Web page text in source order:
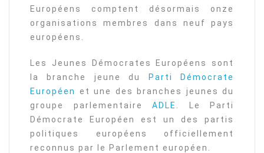
Européens comptent désormais onze
organisations membres dans neuf pays
européens.
Les Jeunes Démocrates Européens sont
la branche jeune du
Parti Démocrate
Européen
et une des branches jeunes du
groupe parlementaire ADLE
. Le Parti
Démocrate Européen est un des partis
politiques européens officiellement
reconnus par le Parlement européen.